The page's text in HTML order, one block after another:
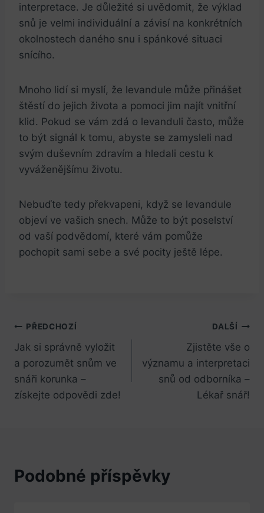
interpretace. Je důležité si uvědomit, že výklad
snů je velmi individuální a závisí na konkrétních
okolnostech daného snu i spánkové situaci
snícího.
Mnoho lidí si myslí, že levandule může přinášet
štěstí do jejich života a pomoci jim najít vnitřní
klid. Pokud se vám zdá o levanduli často, může
to být signál k tomu, abyste se zamysleli nad
svým duševním zdravím a hledali cestu k
vyváženějšímu životu.
Nebuďte tedy překvapeni, když se levandule
objeví ve vašich snech. Může to být poselství
od vaší podvědomí, které vám pomůže
pochopit sami sebe a své pocity ještě lépe.
Navigace
pro
příspěvek
PŘEDCHOZÍ
Jak si správně vyložit
a porozumět snům ve
snáři korunka –
získejte odpovědi zde!
DALŠÍ
Zjistěte vše o
významu a interpretaci
snů od odborníka –
Lékař snář!
Podobné příspěvky